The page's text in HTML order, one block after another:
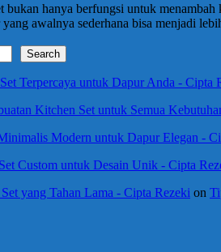
bukan hanya berfungsi untuk
awalnya sederhana bisa menjadi
Search
Terpercaya untuk Dapur Anda - Cipta
Kitchen Set untuk Semua
Modern untuk Dapur Elegan -
Custom untuk Desain Unik - Cipta
yang Tahan Lama - Cipta Rezeki on